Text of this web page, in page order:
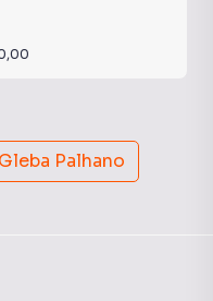
Gleba Palhano